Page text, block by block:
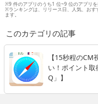
※9 件のアプリのうち1 位~9 位のアプリを
※ランキングは、リリース日、人気、お
ます。
このカテゴリの記事
【15秒程のCM
い！ポイント取
Q」】